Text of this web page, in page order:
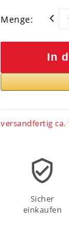
Menge:
In
versandfertig ca.
Sicher
einkaufen